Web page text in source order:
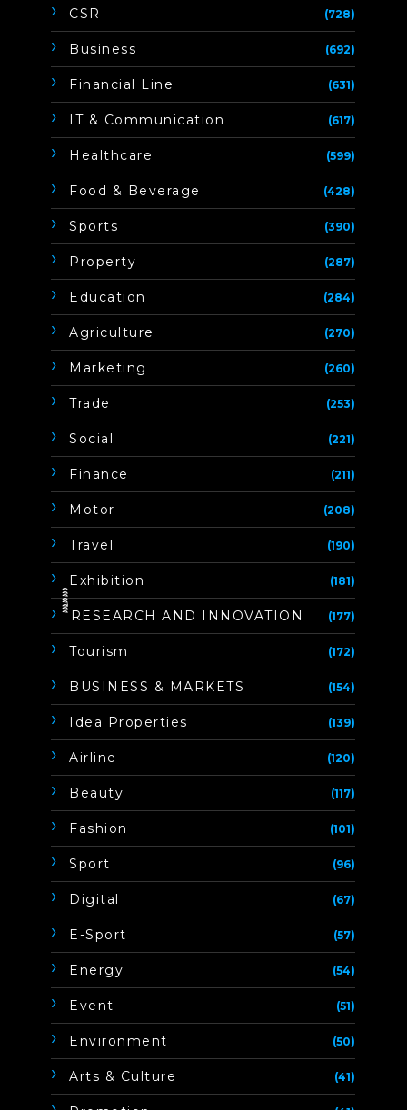
CSR (728)
Business (692)
Financial Line (631)
IT & Communication (617)
Healthcare (599)
Food & Beverage (428)
Sports (390)
Property (287)
Education (284)
Agriculture (270)
Marketing (260)
Trade (253)
Social (221)
Finance (211)
Motor (208)
Travel (190)
Exhibition (181)
ิิีิิิิิRESEARCH AND INNOVATION (177)
Tourism (172)
BUSINESS & MARKETS (154)
Idea Properties (139)
Airline (120)
Beauty (117)
Fashion (101)
Sport (96)
Digital (67)
E-Sport (57)
Energy (54)
Event (51)
Environment (50)
Arts & Culture (41)